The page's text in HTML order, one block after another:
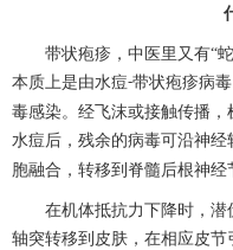
带状疱疹 ，中医里又有“
本质上是由水痘-带状疱疹病毒
毒感染。经飞沫或接触传播
水痘后，残余的病毒可沿神经
胞融合，转移到脊髓后根神经
在机体抵抗力下降时，
轴突转移到皮肤，在相应皮节